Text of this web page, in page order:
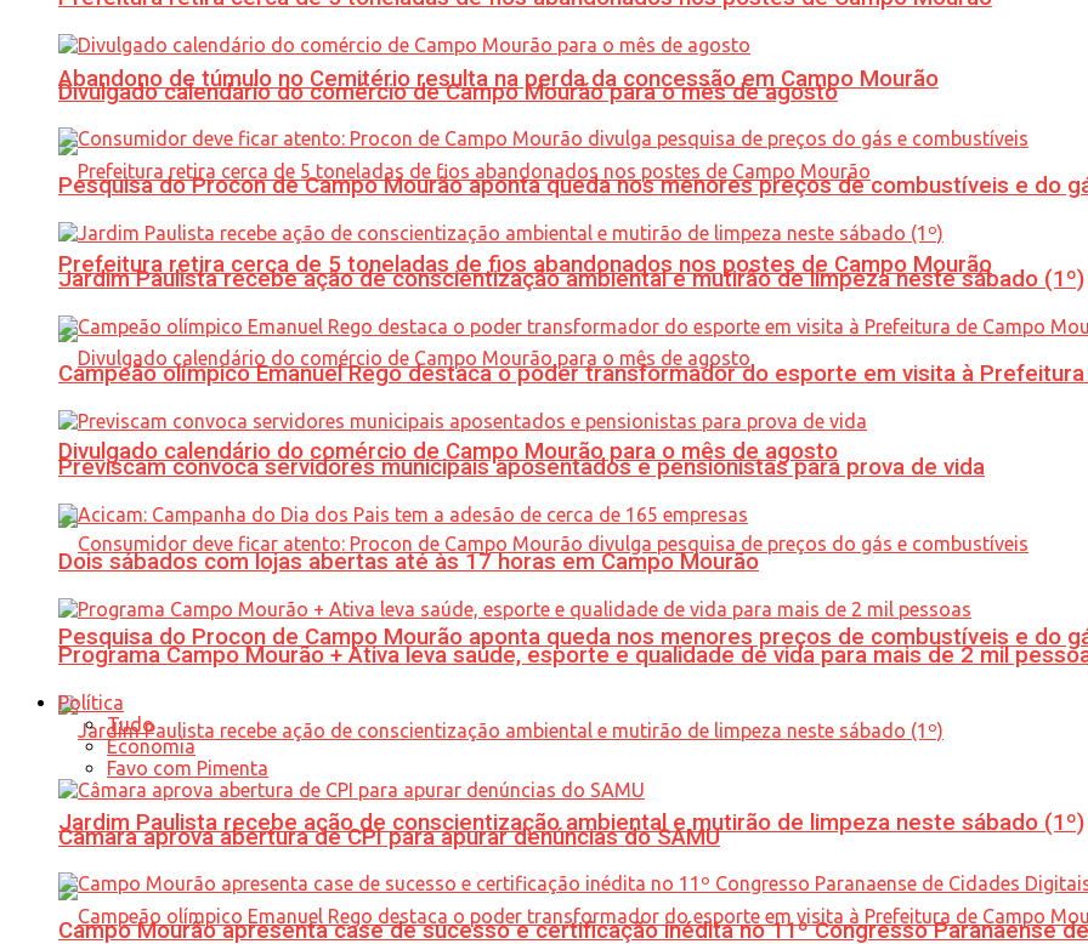
Abandono de túmulo no Cemitério resulta na perda da concessão em Campo Mourão
Prefeitura retira cerca de 5 toneladas de fios abandonados nos postes de Campo Mourão
Divulgado calendário do comércio de Campo Mourão para o mês de agosto
Pesquisa do Procon de Campo Mourão aponta queda nos menores preços de combustíveis e do
Jardim Paulista recebe ação de conscientização ambiental e mutirão de limpeza neste sábado (1º)
Divulgado calendário do comércio de Campo Mourão para o mês de agosto
Pesquisa do Procon de Campo Mourão aponta queda nos menores preços de combustíveis e do
Jardim Paulista recebe ação de conscientização ambiental e mutirão de limpeza neste sábado (1º)
Campeão olímpico Emanuel Rego destaca o poder transformador do esporte em visita à
Previscam convoca servidores municipais aposentados e pensionistas para prova de vida
Dois sábados com lojas abertas até às 17 horas em Campo Mourão
Programa Campo Mourão + Ativa leva saúde, esporte e qualidade de vida para mais de 2 mil
Política
Tudo
Economia
Favo com Pimenta
Câmara aprova abertura de CPI para apurar denúncias do SAMU
Campo Mourão apresenta case de sucesso e certificação inédita no 11º Congresso Paranaense